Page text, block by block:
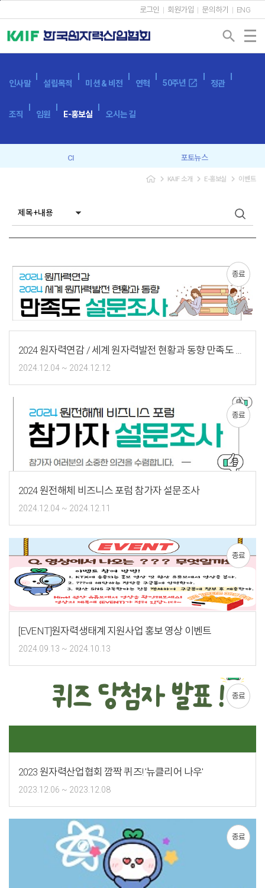
로그인 회원가입 문의하기 ENG
search
인사말 설립목적 미션 & 비전 연혁 50주년 open_in_new 정관
조직 임원 E-홍보실 오시는 길
CI 포토뉴스
캐릭터
navigate_next KAIF 소개 navigate_next E-홍보실 navigate_next 이벤트
2024.12.04 ~ 2024.12.12
종료
2024 원전해체 비즈니스 포럼 참가자 설문조사
2024.12.04 ~ 2024.12.11
종료
[EVENT]원자력생태계 지원사업 홍보 영상 이벤트
2024.09.13 ~ 2024.10.13
종료
2023 원자력산업협회 깜짝 퀴즈! '뉴클리어 나우'
2023.12.06 ~ 2023.12.08
종료
종료